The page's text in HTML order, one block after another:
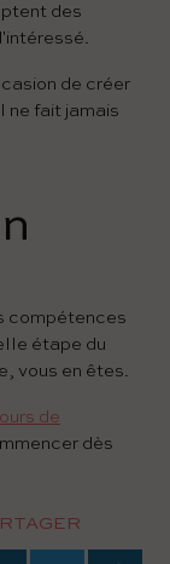
des
de créer
ne fait jamais
compétences
étape du
vous en êtes.
de
dès